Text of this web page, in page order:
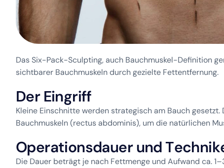
Das Six-Pack-Sculpting, auch Bauchmuskel-Definition
sichtbarer Bauchmuskeln durch gezielte Fettentfernung.
Der Eingriff
Kleine Einschnitte werden strategisch am Bauch
Bauchmuskeln (rectus abdominis), um die natürlichen
Operationsdauer undTechnik
Die Dauer beträgt je nach Fettmenge und Aufwand ca.